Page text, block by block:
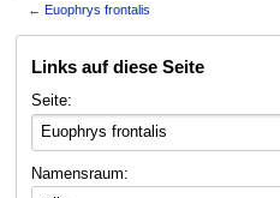
←Euophrys frontalis
Navigation
Suche
Links auf diese Seite
Seite:
Namensraum: